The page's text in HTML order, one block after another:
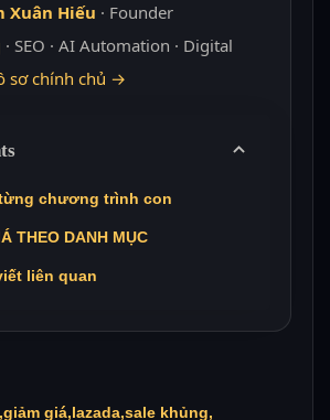
Xuân Hiếu · Founder
· SEO · AI Automation · Digital
sơ chính chủ →
chương trình con
THEO DANH MỤC
liên quan
giảm giá lazada sale khủng